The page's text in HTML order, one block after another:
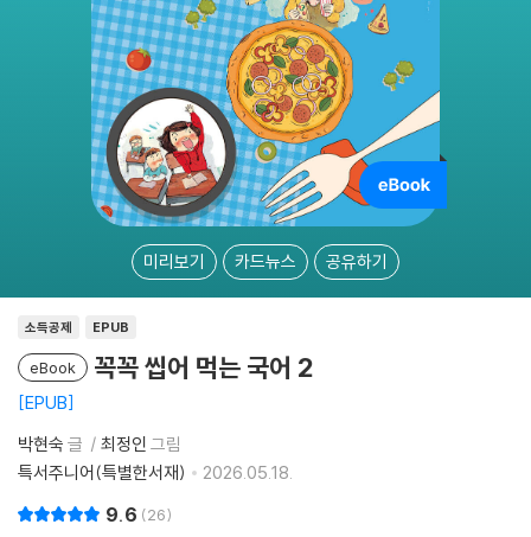
미리보기 카드뉴스 공유하기
소득공제 EPUB
eBook 꼭꼭 씹어 먹는 국어 2
EPUB
박현숙 글 최정인 그림
특서주니어(특별한서재)
2026.05.18.
9.6 26